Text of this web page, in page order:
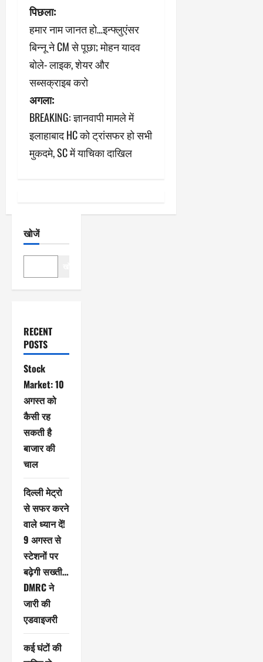
पो
स्ट
ने
वि
गे
श
न
पिछला:
हमार नाम जानत हो…इन्फ्लुएंसर
बिन्नू ने CM से पूछा; मोहन यादव
बोले- लाइक, शेयर और
सब्सक्राइब करो
अगला:
BREAKING: ज्ञानवापी मामले में
इलाहाबाद HC को ट्रांसफर हो सभी
मुकदमे, SC में याचिका दाखिल
खोजें
RECENT
POSTS
Stock
Market: 10
अगस्त को
कैसी रह
सकती है
बाजार की
चाल
दिल्ली मेट्रो
से सफर करने
वाले ध्यान दें!
9 अगस्त से
स्टेशनों पर
बढ़ेगी सख्ती…
DMRC ने
जारी की
एडवाइजरी
कई घंटों की